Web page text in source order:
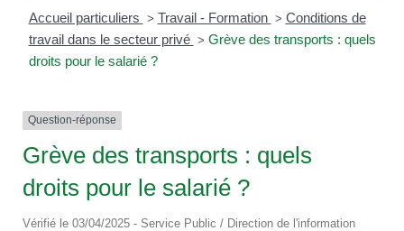
Accueil particuliers > Travail - Formation > Conditions de
travail dans le secteur privé > Grève des transports : quels
droits pour le salarié ?
Question-réponse
Grève des transports : quels
droits pour le salarié ?
Vérifié le 03/04/2025 - Service Public / Direction de l'information